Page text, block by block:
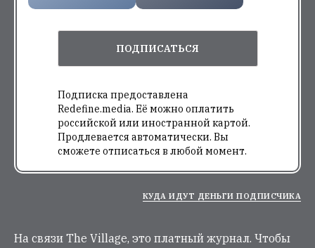
ПОДПИСАТЬСЯ
Подписка предоставлена
Redefine.media. Её можно оплатить
российской или иностранной картой.
Продлевается автоматически. Вы
сможете отписаться в любой момент.
КУДА ИДУТ ДЕНЬГИ ПОДПИСЧИКА
На связи The Village, это платный журнал. Чтобы